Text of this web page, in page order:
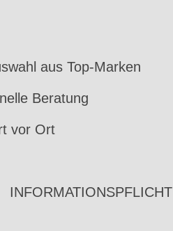
aus Top-Marken
Beratung
vor Ort
INFORMATIONSPFLICHT